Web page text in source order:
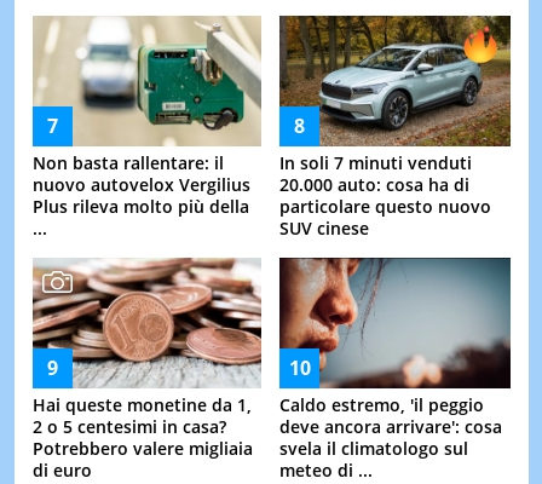
Non basta rallentare: il
nuovo autovelox Vergilius
Plus rileva molto più della
...
In soli 7 minuti venduti
20.000 auto: cosa ha di
particolare questo nuovo
SUV cinese
Hai queste monetine da 1,
2 o 5 centesimi in casa?
Potrebbero valere migliaia
di euro
Caldo estremo, 'il peggio
deve ancora arrivare': cosa
svela il climatologo sul
meteo di ...